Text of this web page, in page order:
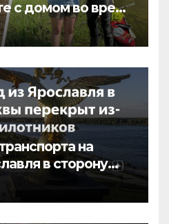
с домом во время
крае
на
в сторону
в связи с